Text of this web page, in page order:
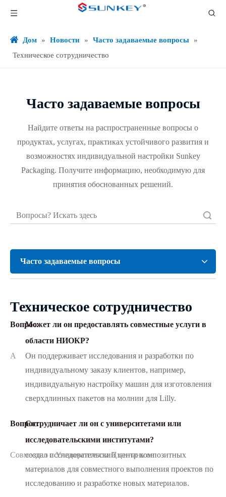
Дом » Новости » Часто задаваемые вопросы
»
Техническое сотрудничество
Часто задаваемые вопросы
Найдите ответы на распространенные вопросы о
продуктах, услугах, практиках устойчивого развития и
возможностях индивидуальной настройки Sunkey
Packaging. Получите информацию, необходимую для
принятия обоснованных решений.
Часто задаваемые вопросы
Техническое сотрудничество
Вопрос:Может ли он предоставлять совместные услуги в
области НИОКР?
A
Он поддерживает исследования и разработки по
индивидуальному заказу клиентов, например,
индивидуальную настройку машин для изготовления
сверхдлинных пакетов на молнии для Lilly.
Вопрос:Сотрудничает ли он с университетами или
исследовательскими институтами?
Совместно с Университетом Цзяннань он
создал исследовательский центр композитных
материалов для совместного выполнения проектов по
исследованию и разработке новых материалов.